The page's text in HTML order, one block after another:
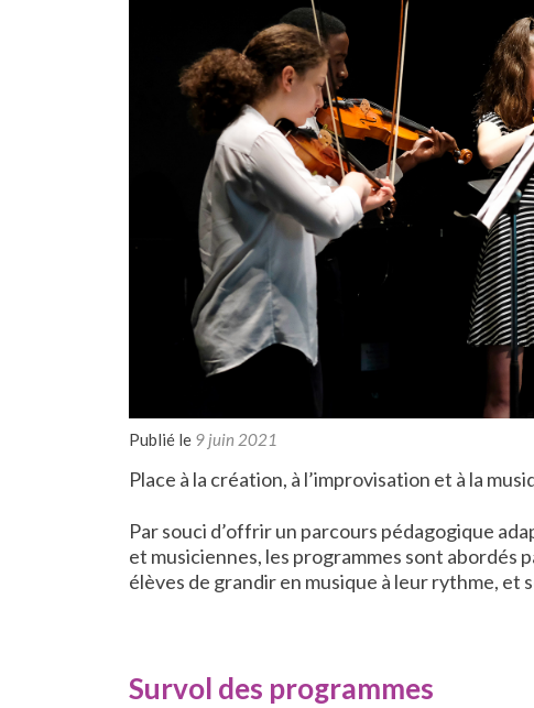
Publié le 9 juin 2021
Place à la création, à l’improvisation et à la
Par souci d’offrir un parcours pédagogique
et musiciennes, les programmes sont abordés
élèves de grandir en musique à leur rythme, et
Survol des programmes